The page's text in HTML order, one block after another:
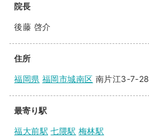
院長
後藤 啓介
住所
福岡県 福岡市城南区 南片江3-7-28
最寄り駅
福大前駅 七隈駅 梅林駅